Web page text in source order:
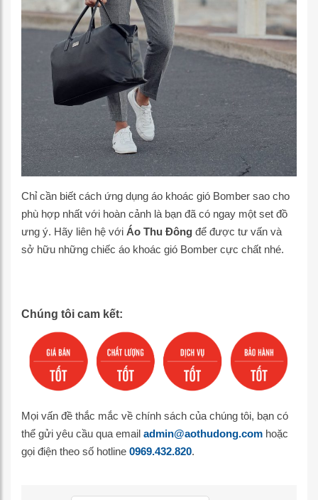
Chỉ cần biết cách ứng dụng áo khoác gió Bomber sao cho
phù hợp nhất với hoàn cảnh là bạn đã có ngay một set đồ
ưng ý. Hãy liên hệ với Áo Thu Đông để được tư vấn và
sở hữu những chiếc áo khoác gió Bomber cực chất nhé.
Chúng tôi cam kết:
Mọi vấn đề thắc mắc về chính sách của chúng tôi, bạn có
thể gửi yêu cầu qua email admin@aothudong.com hoặc
gọi điện theo số hotline 0969.432.820.